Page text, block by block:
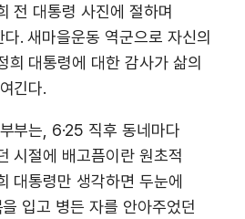
전 대통령 사진에 절하며
. 새마을운동 역군으로 자신의
희 대통령에 대한 감사가 삶의
긴다.
부는, 6·25 직후 동네마다
시절에 배고픔이란 원초적
대통령만 생각하면 두눈에
입고 병든 자를 안아주었던